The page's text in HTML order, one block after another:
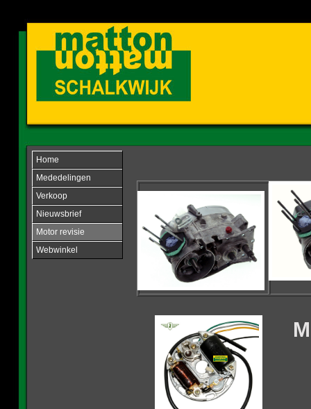
Home
Mededelingen
Verkoop
Nieuwsbrief
Motor revisie
Webwinkel